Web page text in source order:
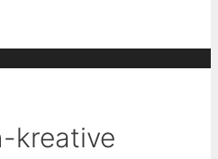
kreative